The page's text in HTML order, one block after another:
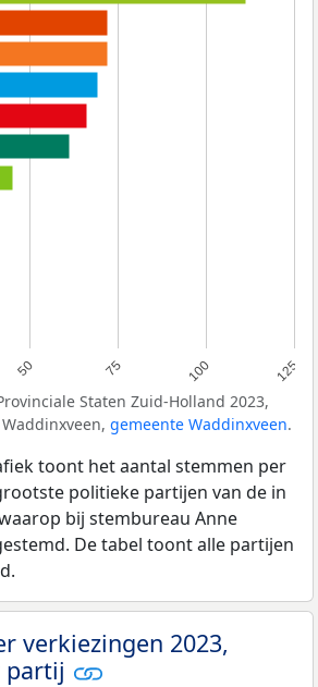
50 75 100 125
Staten Zuid-Holland 2023,
gemeente Waddinxveen.
toont het aantal stemmen per
politieke partijen van de in
bij stembureau Anne
De tabel toont alle partijen
verkiezingen 2023,
partij